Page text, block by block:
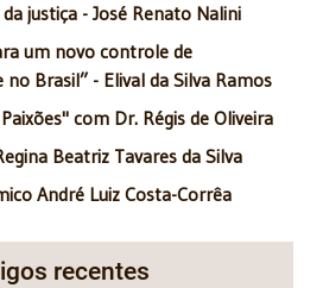
justiça - José Renato Nalini
um novo controle de
Brasil” - Elival da Silva Ramos
com Dr. Régis de Oliveira
Beatriz Tavares da Silva
André Luiz Costa-Corrêa
recentes